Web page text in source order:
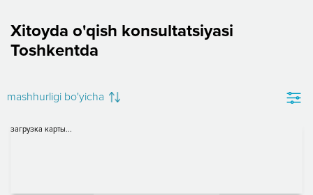
Xitoyda o'qish konsultatsiyasi
Toshkentda
mashhurligi bo'yicha
загрузка карты...